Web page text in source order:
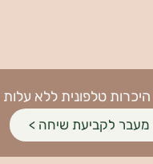
ללא עלות >
שיחה >